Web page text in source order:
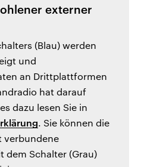
externer
(Blau) werden
und
an Drittplattformen
hat darauf
dazu lesen Sie in
. Sie können die
verbundene
dem Schalter (Grau)